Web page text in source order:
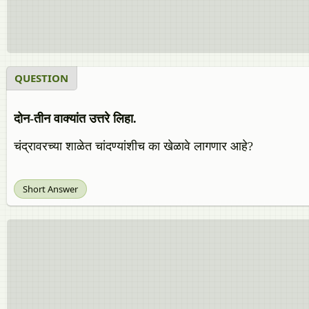
QUESTION
दोन-तीन वाक्यांत उत्तरे लिहा.
चंद्रावरच्या शाळेत चांदण्यांशीच का खेळावे लागणार आहे?
Short Answer